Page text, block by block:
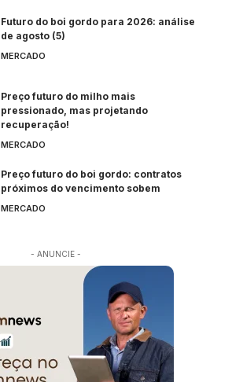
Futuro do boi gordo para 2026: análise
de agosto (5)
MERCADO
Preço futuro do milho mais
pressionado, mas projetando
recuperação!
MERCADO
Preço futuro do boi gordo: contratos
próximos do vencimento sobem
MERCADO
- ANUNCIE -